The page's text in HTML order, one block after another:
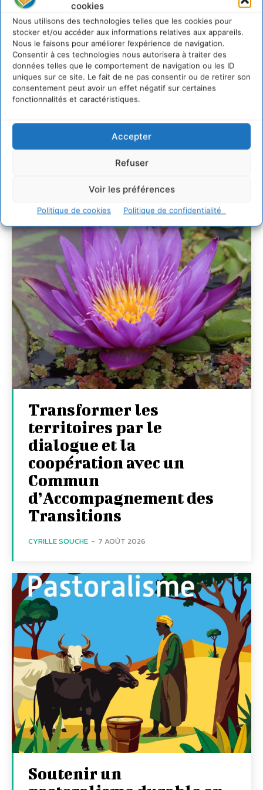
cookies
Nous utilisons des technologies telles que les cookies pour
stocker et/ou accéder aux informations relatives aux appareils.
Nous le faisons pour améliorer l’expérience de navigation.
Consentir à ces technologies nous autorisera à traiter des
données telles que le comportement de navigation ou les ID
uniques sur ce site. Le fait de ne pas consentir ou de retirer son
consentement peut avoir un effet négatif sur certaines
fonctionnalités et caractéristiques.
Accepter
Refuser
Voir les préférences
Politique de cookies Politique de confidentialité
Développer notre attention aux espèces vivantes
non humaines avec les communs de Zoepolis
30 juillet 2026
Un kit citoyen pour lever les freins au
développement des forêts comestibles dans nos
villes
29 juillet 2026
L’éco-anxiété informe et l’éco-lucidité transforme
7 indicateurs pour des villes résilientes et durables,
adaptées au changement climatique
Transformer les
territoires par le
dialogue et la
coopération avec un
Commun
d’Accompagnement des
Transitions
CYRILLE SOUCHE - 7 AOÛT 2026
Soutenir un